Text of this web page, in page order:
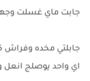
جابت ماي غسلت
جابلتي مخده وفراش
اي واحد يوصلج انعل